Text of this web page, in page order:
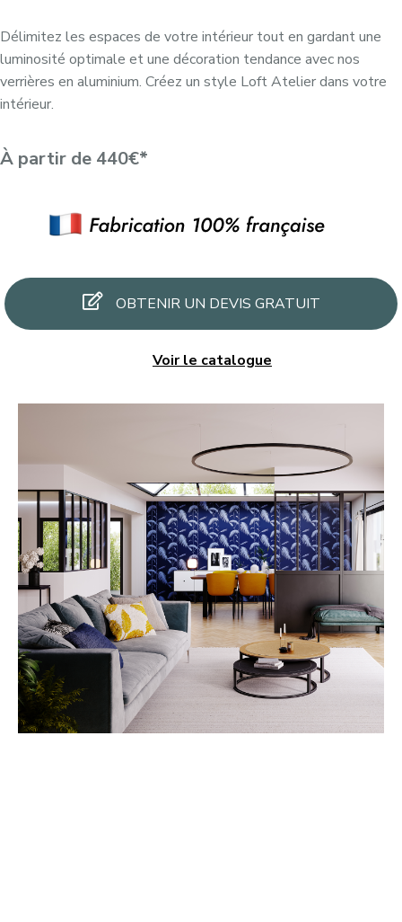
Délimitez les espaces de votre intérieur tout en gardant une
luminosité optimale et une décoration tendance avec nos
verrières en aluminium. Créez un style Loft Atelier dans votre
intérieur.
À partir de 440€*
OBTENIR UN DEVIS GRATUIT
Voir le catalogue